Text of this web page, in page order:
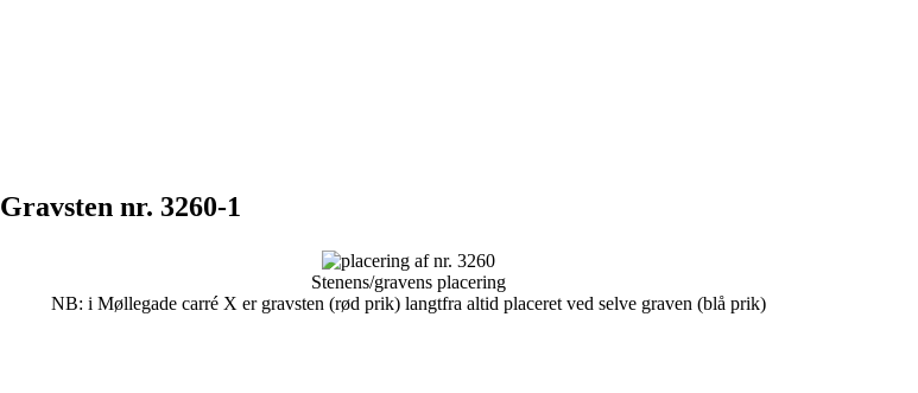
Gravsten nr. 3260-1
Stenens/gravens placering
NB: i Møllegade carré X er gravsten (rød prik) langtfra altid placeret ved selve graven (blå prik)